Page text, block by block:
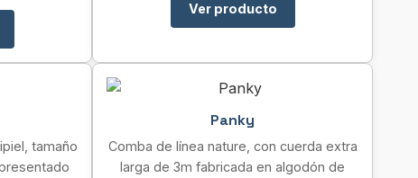
Ver producto
tamaño
Panky
Comba de línea nature, con cuerda extra
larga de 3m fabricada en algodón de